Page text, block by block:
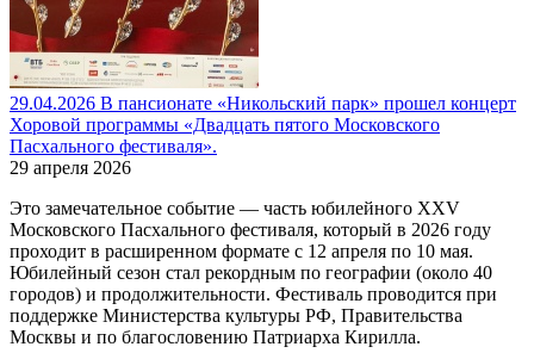
29.04.2026 В пансионате «Никольский парк» прошел концерт
Хоровой программы «Двадцать пятого Московского
Пасхального фестиваля».
29 апреля 2026
Это замечательное событие — часть юбилейного XXV
Московского Пасхального фестиваля, который в 2026 году
проходит в расширенном формате с 12 апреля по 10 мая.
Юбилейный сезон стал рекордным по географии (около 40
городов) и продолжительности. Фестиваль проводится при
поддержке Министерства культуры РФ, Правительства
Москвы и по благословению Патриарха Кирилла.